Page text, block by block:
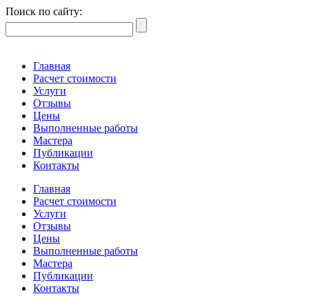
Поиск по сайту:
Главная
Расчет стоимости
Услуги
Отзывы
Цены
Выполненные работы
Мастера
Публикации
Контакты
Главная
Расчет стоимости
Услуги
Отзывы
Цены
Выполненные работы
Мастера
Публикации
Контакты